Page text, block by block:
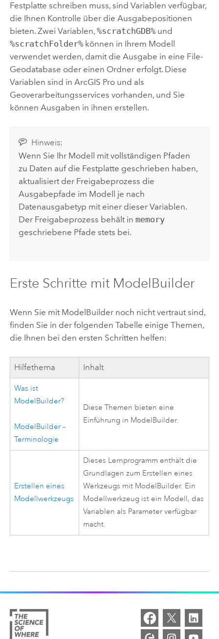
Festplatte schreiben muss, sind Variablen verfügbar,
die Ihnen Kontrolle über die Ausgabepositionen
bieten. Zwei Variablen, %scratchGDB%und
%scratchFolder%können in Ihrem Modell
verwendet werden, damit die Ausgabe in eine File-
Geodatabase oder einen Ordner erfolgt. Diese
Variablen sind in ArcGIS Pround als
Geoverarbeitungsservices vorhanden, und Sie
können Ausgaben in ihnen erstellen.
Hinweis:
Wenn Sie Ihr Modell mit vollständigen Pfaden
zu Daten auf die Festplatte geschrieben haben,
aktualisiert der Freigabeprozess die
Ausgabepfade im Modell je nach
Datenausgabetyp mit einer dieser Variablen.
Der Freigabeprozess behält in memory
geschriebene Pfade stets bei.
Erste Schritte mit ModelBuilder
Wenn Sie mit ModelBuildernoch nicht vertraut sind,
finden Sie in der folgenden Tabelle einige Themen,
die Ihnen bei den ersten Schritten helfen:
Hilfethema Inhalt
Was ist
ModelBuilder?
ModelBuilder –
Terminologie
Diese Themen bieten eine
Einführung in ModelBuilder.
Erstellen eines
Modellwerkzeugs
Dieses Lernprogramm enthält die
Grundlagen zum Erstellen eines
Werkzeugs mit ModelBuilder. Ein
Modellwerkzeug ist ein Modell, das
Variablen als Parameter verfügbar
macht.